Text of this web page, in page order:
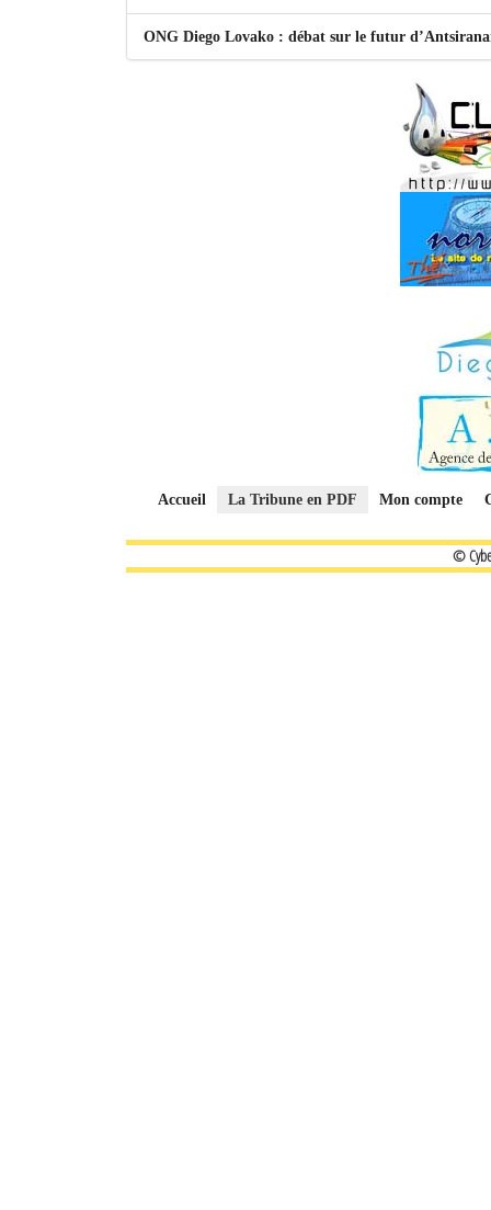
ONG Diego Lovako : débat sur le futur
Accueil La Tribune en PDF Mon compte
©